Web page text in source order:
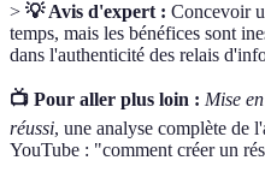
> 💡 Avis d'expert : Concevoir
temps, mais les bénéfices sont
dans l'authenticité des relais
📺 Pour aller plus loin : Mise
réussi, une analyse complète de
YouTube : "comment créer un